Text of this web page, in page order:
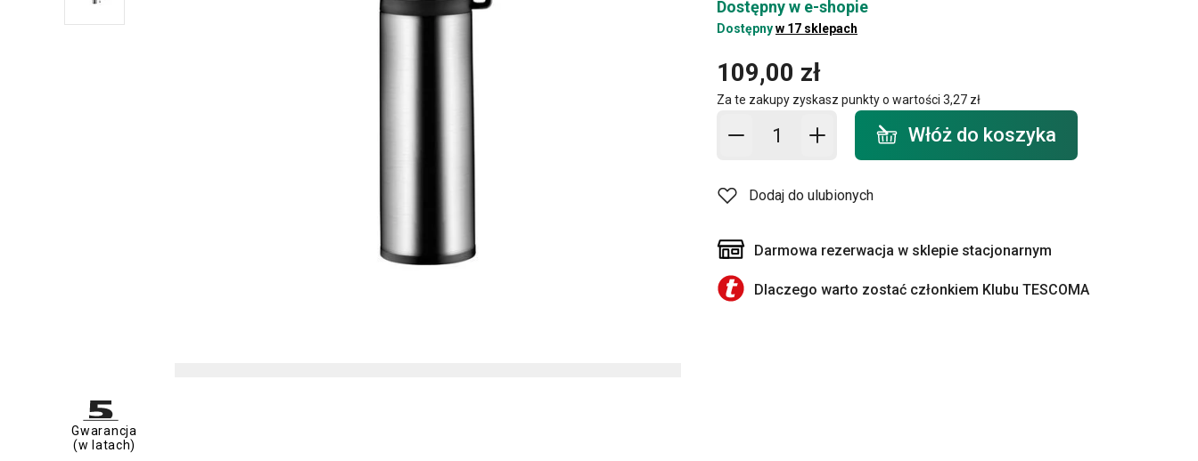
Dostępny w e-shopie
Dostępnyw 17 sklepach
109,00 zł
Za te zakupy zyskasz punkty o wartości 3,27 zł
Dodaj do koszyka - ilość
Włóż do koszyka
Dodaj do ulubionych
Darmowa rezerwacja w sklepie stacjonarnym
Dlaczego warto zostać członkiem Klubu TESCOMA
Gwarancja
(w latach)